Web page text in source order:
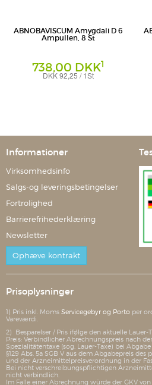
ABNOBAVISCUM Amygdali D 6
Ampullen, 8 St
738,00 DKK1
DKK 92,25 / 1St
Informationer
Virksomhedsinfo
Salgs-og leveringsbetingelser
Fortrolighed
Barrierefrihederklæring
Newsletter
Ophæve kontrakt
Prisoplysninger
1) Pris inkl. Moms Servicegebyr og Porto per
Vareværdi.
2) Besparelser / Pris ifølge den aktuelle Lauer-
Preis: Verbindlicher Abrechnungspreis nach
Spezialitätentaxe (sog. Lauer-Taxe) bei
§129 Abs. 5a SGB V aus dem Abgabepreis
und der Arzneimittelpreisverordnung in der
Bei nicht verschreibungspflichtigen
nicht verbindlich.
Im Falle einer Abrechnung würde der GKV